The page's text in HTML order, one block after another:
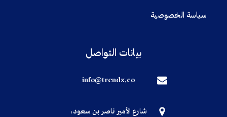
سياسة الخصوصية
بيانات التواصل
info@trendx.co
شارع الأمير ناصر بن سعود،